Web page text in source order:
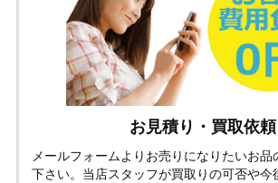
お見積り・買取依頼
メールフォームよりお売りになりたいお
下さい。当店スタッフが買取りの可否や今